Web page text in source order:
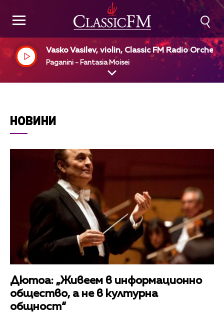
Vasko Vasilev, violin, Classic FM Radio
a, Vasil Dimitrov,dir
Paganini - Fantasia Moisei
НОВИНИ
Дютоа: „Живеем в информационно
общество, а не в културна
общност“